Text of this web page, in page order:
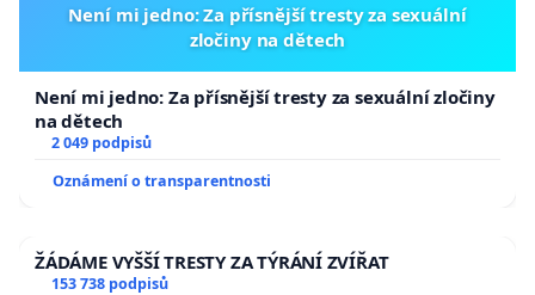
Není mi jedno: Za přísnější tresty za sexuální
zločiny na dětech
Není mi jedno: Za přísnější tresty za sexuální zločiny
na dětech
2 049 podpisů
Oznámení o transparentnosti
ŽÁDÁME VYŠŠÍ TRESTY ZA TÝRÁNÍ ZVÍŘAT
153 738 podpisů